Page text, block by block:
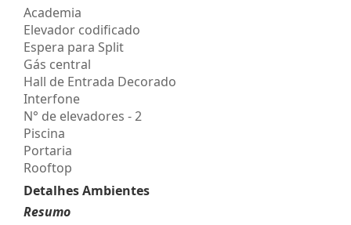
Academia
Elevador codificado
Espera para Split
Gás central
Hall de Entrada Decorado
Interfone
N° de elevadores - 2
Piscina
Portaria
Rooftop
Detalhes Ambientes
Resumo